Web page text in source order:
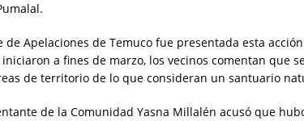
de Apelaciones de Temuco fue presentada esta
a fines de marzo, los vecinos comentan que
de territorio de lo que consideran un santuario
de la Comunidad Yasna Millalén acusó que